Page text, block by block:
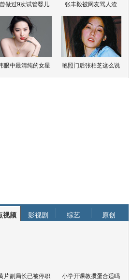
做过9次试管婴儿 张丰毅被网友骂人渣
眼中最清纯的女星 艳照门后张柏芝这么说
视频 影视剧 综艺 原创
片副局长已被停职 小学开课教掼蛋合适吗